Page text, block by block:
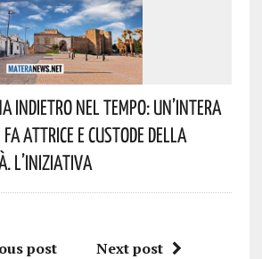
Indietro Nel Tempo: Un’intera
Attrice E Custode Della
L’iniziativa
post Next post